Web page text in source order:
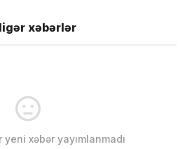
xəbərlər
xəbər yayımlanmadı